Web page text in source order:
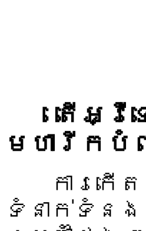
តើអ្វីទៅ
មហារីកបំ
ការកើត
ទំនាក់ទំនង